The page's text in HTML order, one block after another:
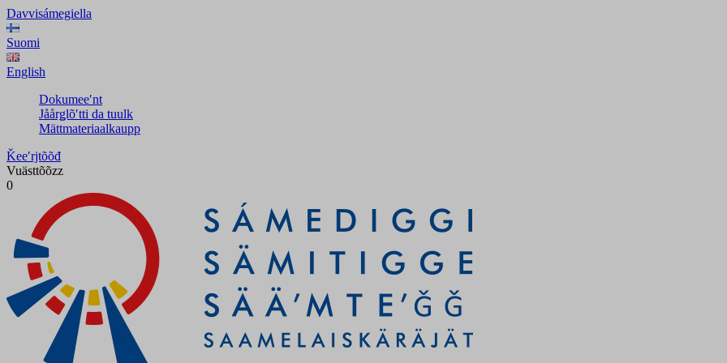
Davvisámegiella
Suomi
English
Dokumeeʹnt
Jåårǥlõʹtti da tuulk
Mättmateriaalkaupp
Ǩeeʹrjtõõđ
Vuästtõõzz
0